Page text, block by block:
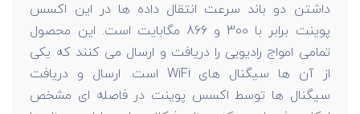
داشتن دو باند سرعت انتقال داده ها در این اکسس
پوینت برابر با 300 و 866 مگابایت است. این محصول
تمامی امواج رادیویی را دریافت و ارسال می کنند که یکی
از آن ها سیگنال های WiFi است. ارسال و دریافت
سیگنال ها توسط اکسس پوینت در فاصله ای مشخص